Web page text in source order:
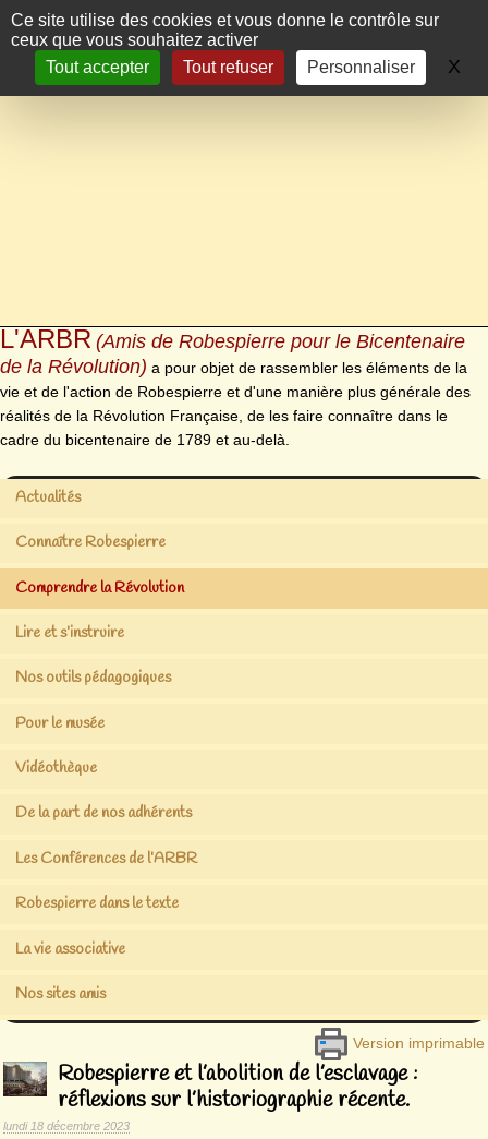
Panneau de gestion des cookies
Ce site utilise des cookies et vous donne le contrôle sur
ceux que vous souhaitez activer
Tout accepter
Tout refuser Personnaliser X
L'ARBR (Amis de Robespierre pour le Bicentenaire
de la Révolution) a pour objet de rassembler les éléments de la
vie et de l'action de Robespierre et d'une manière plus générale des
réalités de la Révolution Française, de les faire connaître dans le
cadre du bicentenaire de 1789 et au-delà.
Actualités
Connaître Robespierre
Comprendre la Révolution
Lire et s’instruire
Nos outils pédagogiques
Pour le musée
Vidéothèque
De la part de nos adhérents
Les Conférences de l’ARBR
Robespierre dans le texte
La vie associative
Nos sites amis
Version imprimable
Robespierre et l’abolition de l’esclavage :
réflexions sur l’historiographie récente.
lundi 18 décembre 2023